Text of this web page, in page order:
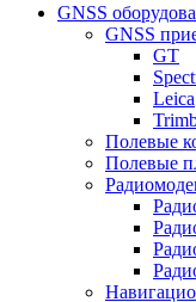
GNSS
GNSS
GT
Leica
Полевые
Полевые